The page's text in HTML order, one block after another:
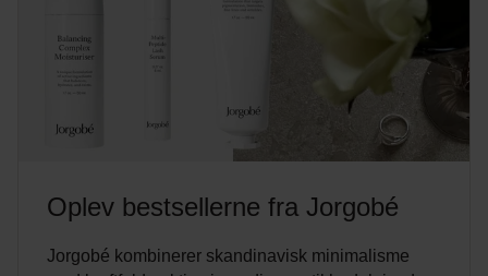
Oplev bestsellerne fra Jorgobé
Jorgobé kombinerer skandinavisk minimalisme